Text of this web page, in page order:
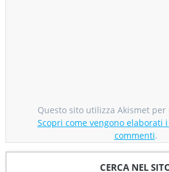
Questo sito utilizza Akismet
Scopri come vengono elaborati
commenti.
CERCA NEL